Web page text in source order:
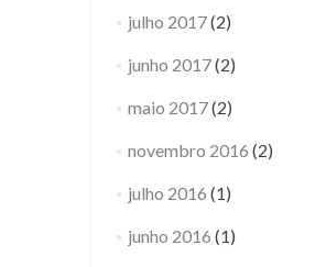
julho 2017(2)
junho 2017(2)
maio 2017(2)
novembro 2016 (2)
julho 2016 (1)
junho 2016 (1)